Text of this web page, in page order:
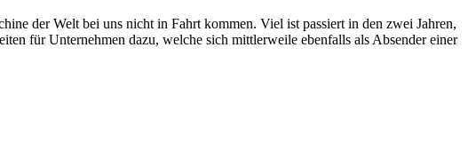
der Welt bei uns nicht in Fahrt kommen. Viel ist passiert in den zwei Jahren,
für Unternehmen dazu, welche sich mittlerweile ebenfalls als Absender einer